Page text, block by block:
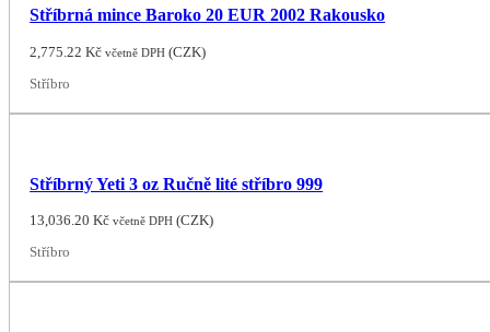
Stříbrná mince Baroko 20 EUR 2002 Rakousko
2,775.22Kč včetně DPH (CZK)
Stříbro
Stříbrný Yeti 3 oz Ručně lité stříbro 999
13,036.20Kč včetně DPH (CZK)
Stříbro